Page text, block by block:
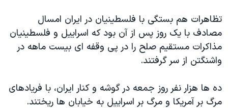
تظاهرات هم بستگی با فلسطینیان در ایران امسال
مصادف با یک روز پس از آن بود که اسراییل و فلسطینیان
مذاکرات مستقیم صلح را در پی وقفه ای بیست ماهه در
واشنگتن از سر گرفتند.
ده ها هزار نفر روز جمعه در گوشه و کنار ایران، با فریادهای
مرگ بر آمریکا و مرگ بر اسراییل به خیابان ها ریختند.